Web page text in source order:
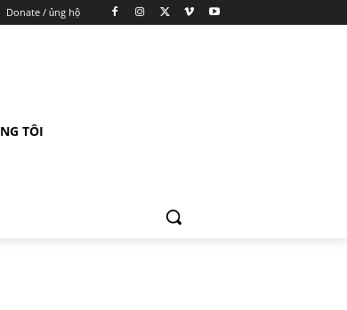
Donate / ủng hộ
TÔI